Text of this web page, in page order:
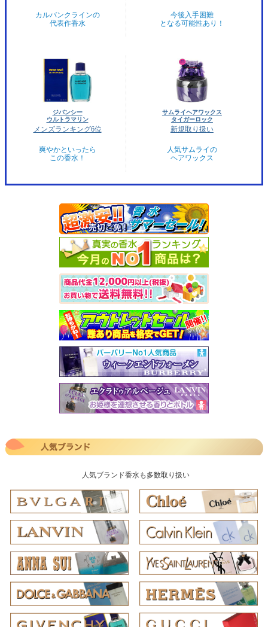
カルバンクラインの
代表作香水
今後入手困難
となる可能性あり！
ジバンシー
ウルトラマリン
メンズランキング6位
爽やかといったら
この香水！
サムライヘアワックス
タイガーロック
新規取り扱い
人気サムライの
ヘアワックス
人気ブランド香水も多数取り扱い